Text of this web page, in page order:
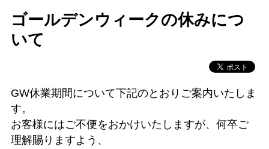
ゴールデンウィークの休みにつ
いて
GW休業期間について下記のとおりご案内いたしま
す。
お客様にはご不便をおかけいたしますが、何卒ご
理解賜りますよう、